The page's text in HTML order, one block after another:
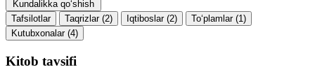
Kundalikka qo‘shish
Tafsilotlar
Taqrizlar (2) Iqtiboslar (2)
To‘plamlar (1)
Kutubxonalar (4)
Kitob tavsifi